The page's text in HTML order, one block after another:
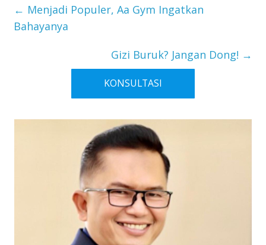
← Menjadi Populer, Aa Gym Ingatkan
Bahayanya
Gizi Buruk? Jangan Dong! →
KONSULTASI